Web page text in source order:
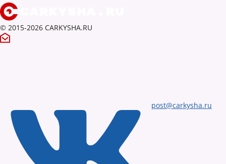
© 2015-2026 CARKYSHA.RU
post@carkysha.ru